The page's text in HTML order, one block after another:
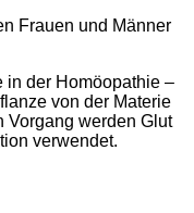
Frauen und Männer
in der Homöopathie –
von der Materie
Vorgang werden Glut
verwendet.